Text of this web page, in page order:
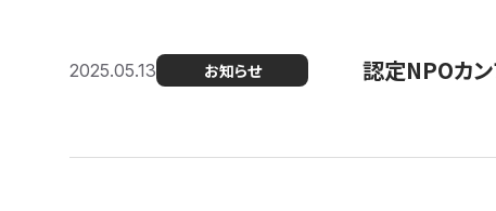
2025.05.13 お知らせ 認定NPOカ